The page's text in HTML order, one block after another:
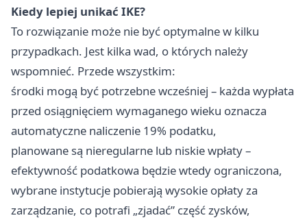
Kiedy lepiej unikać IKE?
To rozwiązanie może nie być optymalne w kilku
przypadkach. Jest kilka wad, o których należy
wspomnieć. Przede wszystkim:
środki mogą być potrzebne wcześniej – każda wypłata
przed osiągnięciem wymaganego wieku oznacza
automatyczne naliczenie 19% podatku,
planowane są nieregularne lub niskie wpłaty –
efektywność podatkowa będzie wtedy ograniczona,
wybrane instytucje pobierają wysokie opłaty za
zarządzanie, co potrafi „zjadać” część zysków,